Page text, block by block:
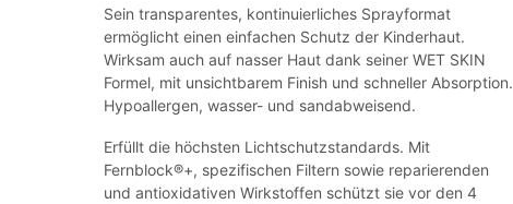
Sein transparentes, kontinuierliches Sprayformat
ermöglicht einen einfachen Schutz der Kinderhaut.
Wirksam auch auf nasser Haut dank seiner WET SKIN
Formel, mit unsichtbarem Finish und schneller Absorption.
Hypoallergen, wasser- und sandabweisend.
Erfüllt die höchsten Lichtschutzstandards. Mit
Fernblock®+, spezifischen Filtern sowie reparierenden
und antioxidativen Wirkstoffen schützt sie vor den 4